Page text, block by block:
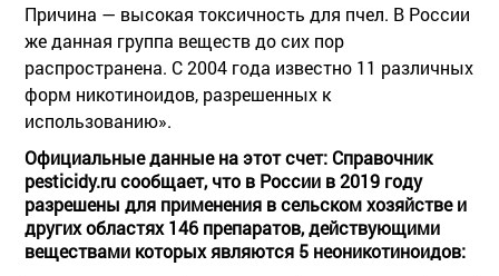
Причина — высокая токсичность для пчел. В России
же данная группа веществ до сих пор
распространена. С 2004 года известно 11 различных
форм никотиноидов, разрешенных к
использованию».
Официальные данные на этот счет: Справочник
pesticidy.ru сообщает, что в России в 2019 году
разрешены для применения в сельском хозяйстве и
других областях 146 препаратов, действующими
веществами которых являются 5 неоникотиноидов: